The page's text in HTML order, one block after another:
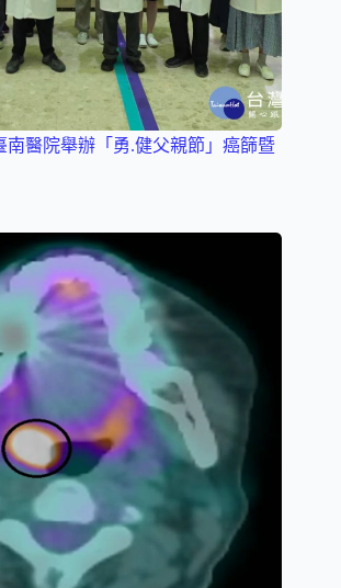
醫院舉辦「勇.健父親節」癌篩暨